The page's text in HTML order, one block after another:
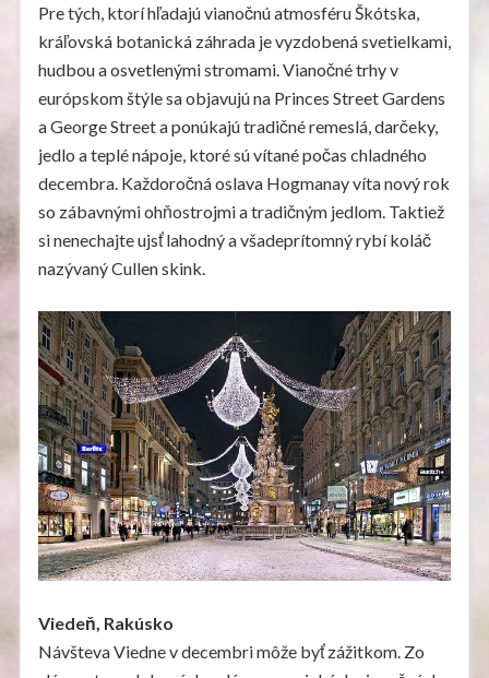
Pre tých, ktorí hľadajú vianočnú atmosféru Škótska,
kráľovská botanická záhrada je vyzdobená svetielkami,
hudbou a osvetlenými stromami. Vianočné trhy v
európskom štýle sa objavujú na Princes Street Gardens
a George Street a ponúkajú tradičné remeslá, darčeky,
jedlo a teplé nápoje, ktoré sú vítané počas chladného
decembra. Každoročná oslava Hogmanay víta nový rok
so zábavnými ohňostrojmi a tradičným jedlom. Taktiež
si nenechajte ujsť lahodný a všadeprítomný rybí koláč
nazývaný Cullen skink.
Viedeň, Rakúsko
Návšteva Viedne v decembri môže byť zážitkom. Zo